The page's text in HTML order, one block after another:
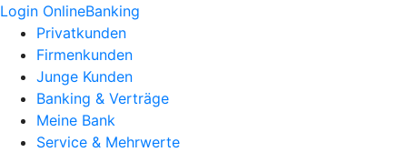
Login OnlineBanking
Privatkunden
Firmenkunden
Junge Kunden
Banking & Verträge
Meine Bank
Service & Mehrwerte